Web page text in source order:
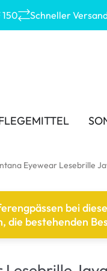
Schneller
KATEGORIE
Torische Linsen
Free
TOP
Eyewear Lesebrille
bei
die bestehenden